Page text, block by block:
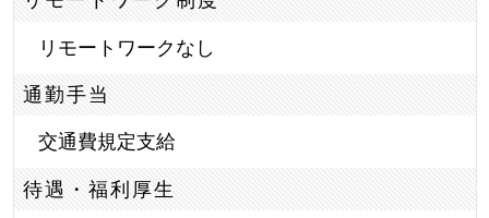
リモートワークなし
通勤手当
交通費規定支給
待遇・福利厚生